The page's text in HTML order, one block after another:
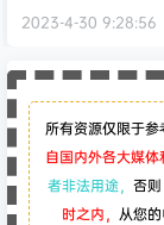
2023-4-30 9:28:56
所有资源仅限于参
自国内外各大媒体
者非法用途， 否则
时之内， 从您